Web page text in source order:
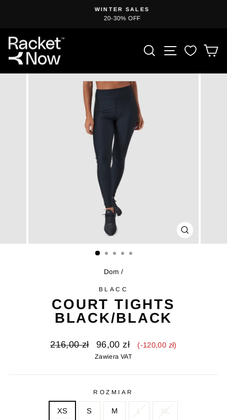
Wstrzymaj
WINTER SALES
20-30% OFF
ZAMKNIJ
(ESC)
Dom /
BLACC
COURT TIGHTS
BLACK/BLACK
Cena
216,00 zł
Cena
sprzedaży
96,00 zł (-120,00 zł)
Zawiera VAT
ROZMIAR
XS S M L XL